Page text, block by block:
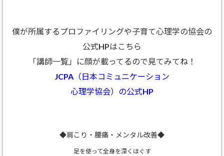
僕が所属するプロファイリングや子育て心理学の協会の
公式HPはこちら
「講師一覧」に顔が載ってるので見てみてね！
JCPA（日本コミュニケーション
心理学協会）の公式HP
◆肩こり・腰痛・メンタル改善◆
足を使って全身を深くほぐす